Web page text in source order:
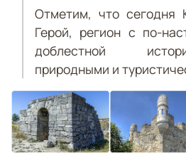
Отметим, что сегодня
Герой, регион с по-
доблестной
природными и